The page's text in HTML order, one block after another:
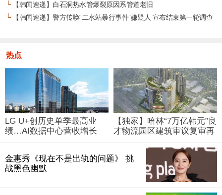
└【韩闻速递】白石洞热水管爆裂原因系管道老旧
└【韩闻速递】警方传唤“二水站暴行事件”嫌疑人 宣布结束第一轮调查
热点
LG U+创历史单季最高业
绩…AI数据中心营收增长
【独家】哈林“7万亿韩元”良
才物流园区建筑审议复审再
金惠秀《现在不是出轨的问题》 挑
战黑色幽默